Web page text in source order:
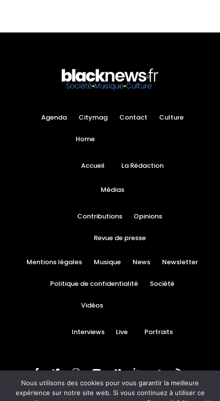
Agenda Citymag Contact Culture
Home
Accueil La Rédaction
Médias
Contributions Opinions
Revue de presse
Mentions légales Musique News Newsletter
Politique de confidentialité Société
Vidéos
Interviews Live Portraits
Nous utilisons des cookies pour vous garantir la meilleure
expérience sur notre site web. Si vous continuez à utiliser ce